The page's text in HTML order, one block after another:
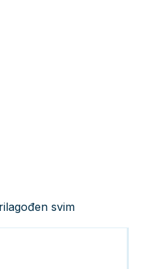
svim